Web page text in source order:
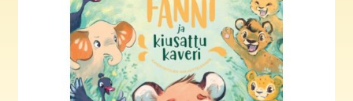
Yhteystiedot
Aurinko Kustannus: kirjat
Auringon kirja- ja paperipuodit verkossa